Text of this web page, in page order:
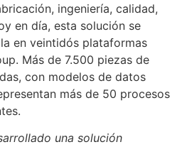
ingeniería, calidad,
en día, esta solución se
en veintidós plataformas
Más de 7.500 piezas de
con modelos de datos
más de 50 procesos
una solución